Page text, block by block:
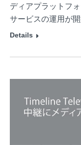
ディアプラットフ
サービスの運用が
Details